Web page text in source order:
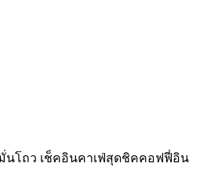
นโถว เช็คอินคาเฟ่สุดชิคคอฟฟี่อิน